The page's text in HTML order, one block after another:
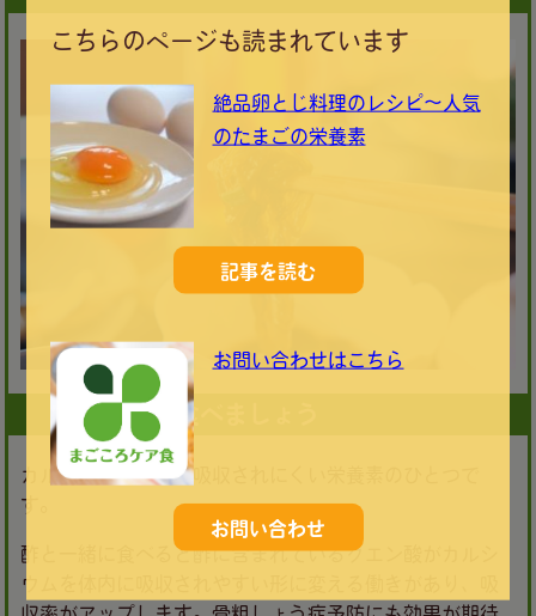
酢と一緒に食べましょう
カルシウムは体内に吸収されにくい栄養素のひとつで
す。
酢と一緒に食べると酢に含まれているクエン酸がカルシ
ウムを体内に吸収されやすい形に変える働きがあり、吸
こちらのページも読まれています
絶品卵とじ料理のレシピ～人気
のたまごの栄養素
記事を読む
お問い合わせはこちら
お問い合わせ